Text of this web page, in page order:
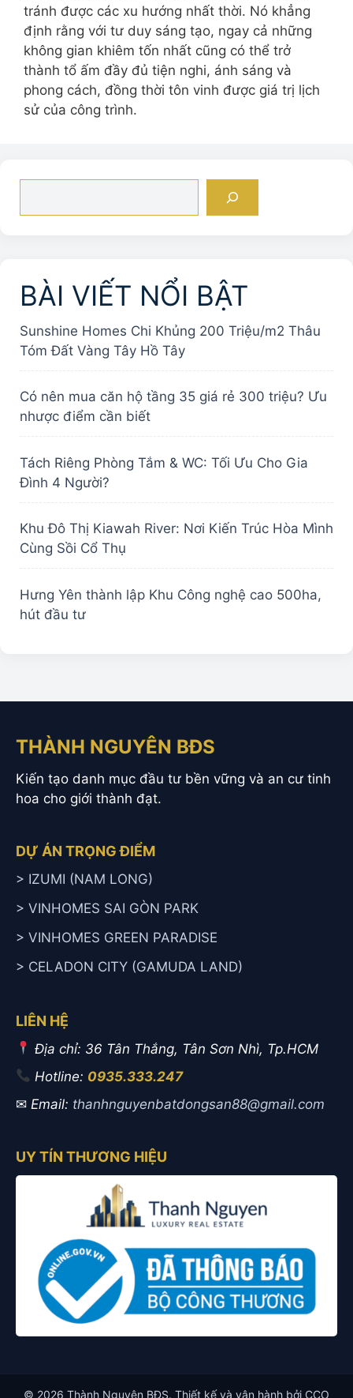
tránh được các xu hướng nhất thời. Nó khẳng
định rằng với tư duy sáng tạo, ngay cả những
không gian khiêm tốn nhất cũng có thể trở
thành tổ ấm đầy đủ tiện nghi, ánh sáng và
phong cách, đồng thời tôn vinh được giá trị lịch
sử của công trình.
BÀI VIẾT NỔI BẬT
Sunshine Homes Chi Khủng 200 Triệu/m2 Thâu
Tóm Đất Vàng Tây Hồ Tây
Có nên mua căn hộ tầng 35 giá rẻ 300 triệu? Ưu
nhược điểm cần biết
Tách Riêng Phòng Tắm & WC: Tối Ưu Cho Gia
Đình 4 Người?
Khu Đô Thị Kiawah River: Nơi Kiến Trúc Hòa Mình
Cùng Sồi Cổ Thụ
Hưng Yên thành lập Khu Công nghệ cao 500ha,
hút đầu tư
THÀNH NGUYÊN BĐS
Kiến tạo danh mục đầu tư bền vững và an cư tinh
hoa cho giới thành đạt.
DỰ ÁN TRỌNG ĐIỂM
> IZUMI (NAM LONG)
> VINHOMES SAI GÒN PARK
> VINHOMES GREEN PARADISE
> CELADON CITY (GAMUDA LAND)
LIÊN HỆ
Địa chỉ: 36 Tân Thắng, Tân Sơn Nhì, Tp.HCM
Hotline: 0935.333.247
✉ Email: thanhnguyenbatdongsan88@gmail.com
UY TÍN THƯƠNG HIỆU
© 2026 Thành Nguyên BĐS. Thiết kế và vận hành bởi CCO